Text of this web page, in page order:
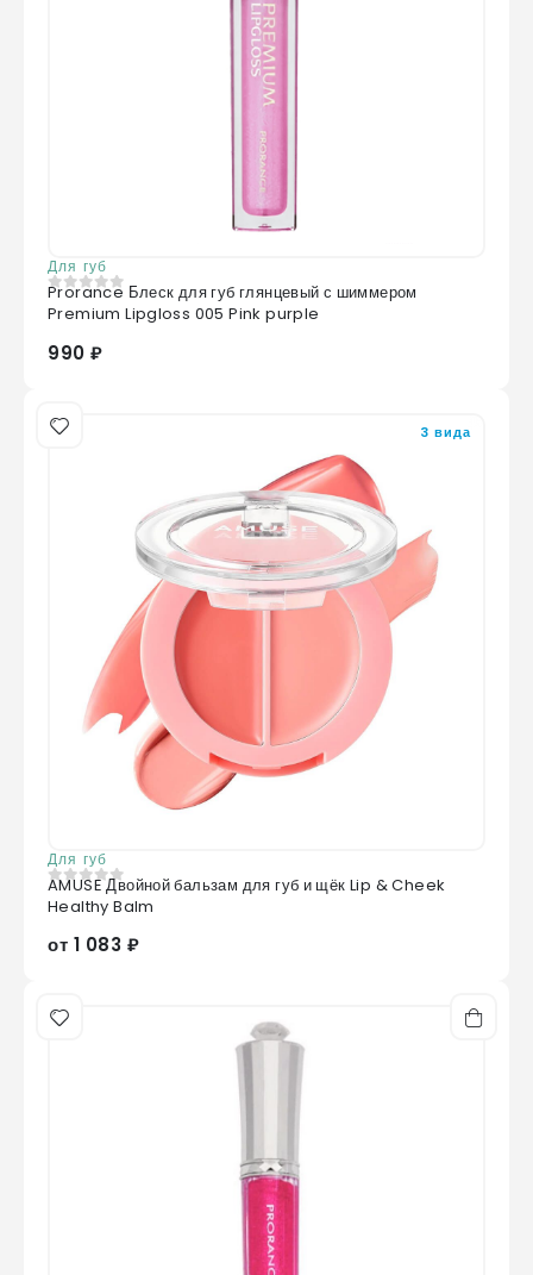
Для губ
0 из 5
Prorance Блеск для губ глянцевый с шиммером
Premium Lipgloss 005 Pink purple
990 ₽
3 вида
Для губ
0из 5
AMUSE Двойной бальзам для губ и щёк Lip & Cheek
Healthy Balm
от 1 083 ₽